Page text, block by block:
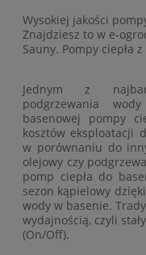
Wysokiej jakości
Znajdziesz to w e-
Sauny. Pompy ciepła
Jednym z
podgrzewania
basenowej pompy
kosztów eksploatacji
w porównaniu do
olejowy czy
pomp ciepła do
sezon kąpielowy
wody w basenie.
wydajnością, czyli
(On/Off).